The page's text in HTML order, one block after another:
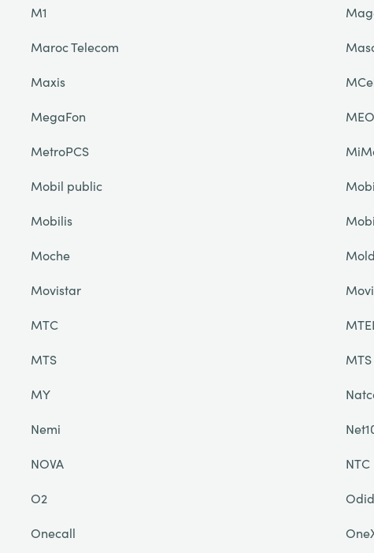
M1
Maroc Telecom
Maxis
MegaFon
MEO
MetroPCS
Mobil public
Mobilis
Moche
Movistar
MTC
MTS
MY
Nemi
NOVA
NTC
O2
Onecall